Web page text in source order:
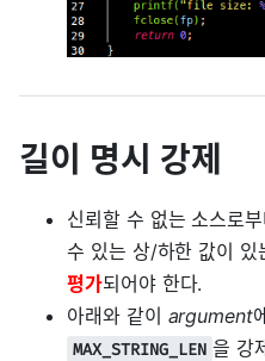
길이 명시 강제
신뢰할 수 없는 소스로
수 있는 상/하한 값이 있
평가되어야 한다.
아래와 같이 argument
MAX_STRING_LEN 을 강